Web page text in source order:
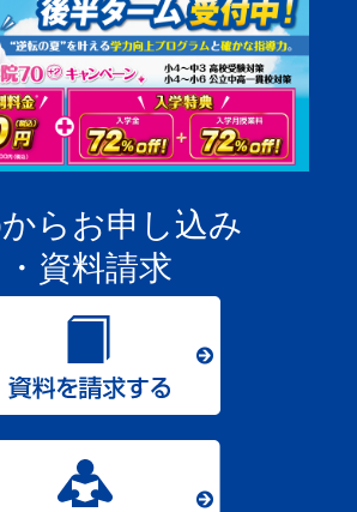
らお申し込み
・資料請求